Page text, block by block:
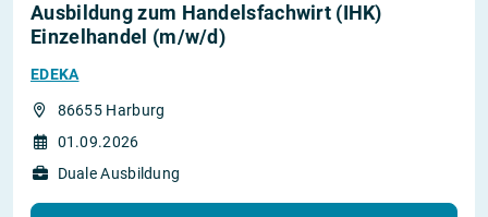
Ausbildung zum Handelsfachwirt (IHK)
Einzelhandel (m/w/d)
EDEKA
86655 Harburg
01.09.2026
Duale Ausbildung